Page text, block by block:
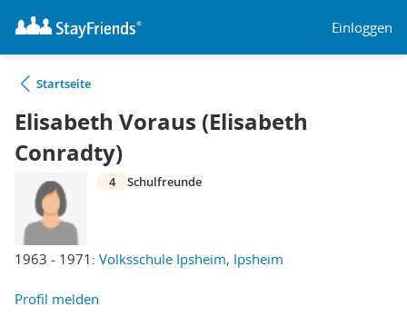
Einloggen
Startseite
Elisabeth Voraus (Elisabeth
Conradty)
1963 - 1971: Volksschule Ipsheim, Ipsheim
4 Schulfreunde
Profil melden